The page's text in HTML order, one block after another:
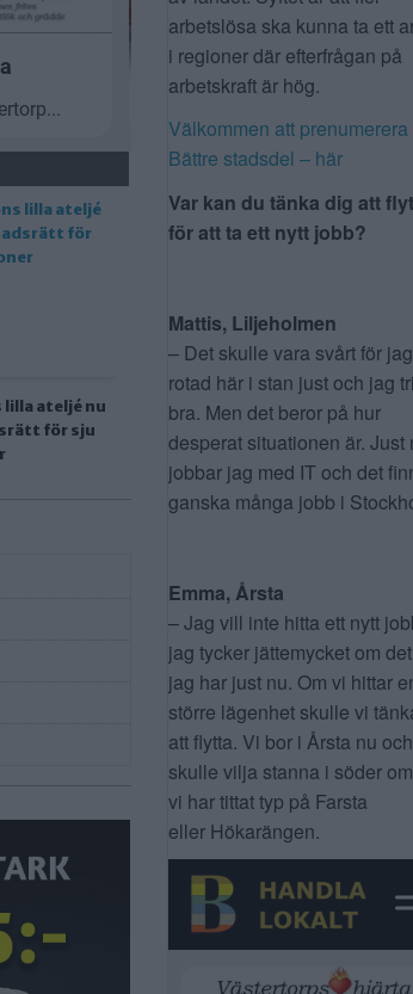
ateljé nu
för sju
arbetslösa ska kunna ta ett
i regioner där efterfrågan på
arbetskraft är hög.
Välkommen att
Bättre stadsdel – här
Var kan du tänka dig att
för att ta ett nytt jobb?
Mattis, Liljeholmen
– Det skulle vara svårt för
rotad här i stan just och jag
bra. Men det beror på hur
desperat situationen är. Just
jobbar jag med IT och det
ganska många jobb i
Emma, Årsta
– Jag vill inte hitta ett nytt
jag tycker jättemycket om
jag har just nu. Om vi hittar
större lägenhet skulle vi
att flytta. Vi bor i Årsta nu
skulle vilja stanna i söder
vi har tittat typ på Farsta
eller Hökarängen.